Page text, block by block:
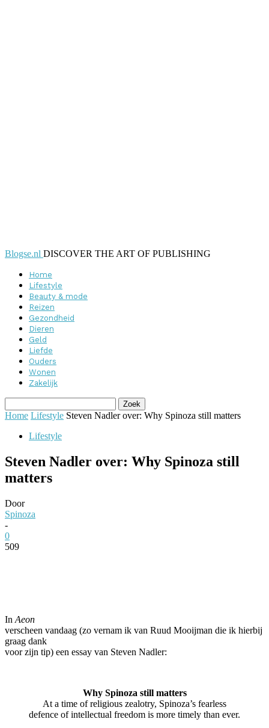
Blogse.nl DISCOVER THE ART OF PUBLISHING
Home
Lifestyle
Beauty & mode
Reizen
Gezondheid
Dieren
Geld
Liefde
Ouders
Wonen
Zakelijk
Home Lifestyle Steven Nadler over: Why Spinoza still matters
Lifestyle
Steven Nadler over: Why Spinoza still
matters
Door
Spinoza
-
0
509
In Aeon
verscheen vandaag (zo vernam ik van Ruud Mooijman die ik hierbij
graag dank
voor zijn tip) een essay van Steven Nadler:
Why Spinoza still matters
At a time of religious zealotry, Spinoza’s fearless
defence of intellectual freedom is more timely than ever.